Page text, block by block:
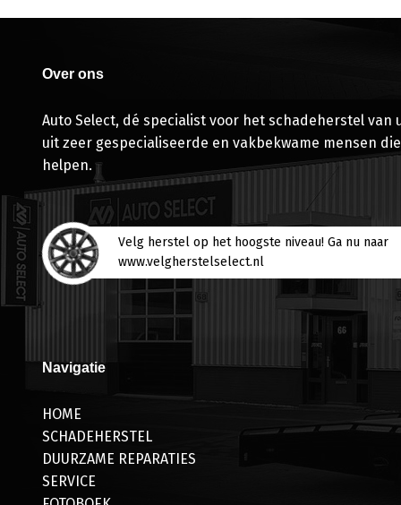
Over ons
Auto Select, dé specialist voor het schadeherstel van
uit zeer gespecialiseerde en vakbekwame mensen
helpen.
Velg herstel op het hoogste niveau! Ga nu naar
www.velgherstelselect.nl
Navigatie
HOME
SCHADEHERSTEL
DUURZAME REPARATIES
SERVICE